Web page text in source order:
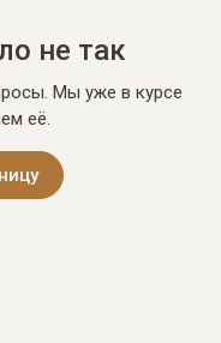
не так
Мы уже в курсе
её.